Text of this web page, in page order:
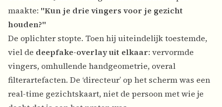
maakte: "Kun je drie vingers voor je gezicht
houden?"
De oplichter stopte. Toen hij uiteindelijk toestemde,
viel de deepfake-overlay uit elkaar: vervormde
vingers, omhullende handgeometrie, overal
filterartefacten. De ‘directeur’ op het scherm was een
real-time gezichtskaart, niet de persoon met wie je